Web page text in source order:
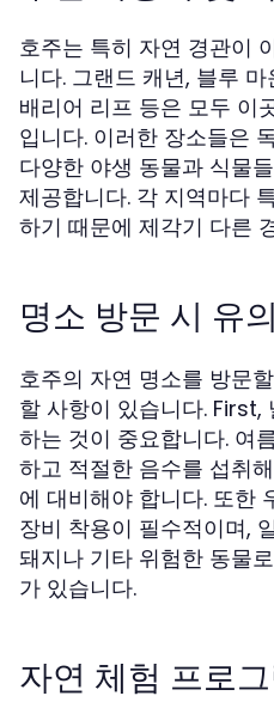
호주는 특히 자연 경관이
니다. 그랜드 캐년, 블루
배리어 리프 등은 모두 이
입니다. 이러한 장소들은
다양한 야생 동물과 식물
제공합니다. 각 지역마다
하기 때문에 제각기 다른
명소 방문 시 유
호주의 자연 명소를 방문
할 사항이 있습니다. First,
하는 것이 중요합니다. 여
하고 적절한 음수를 섭취
에 대비해야 합니다. 또한
장비 착용이 필수적이며,
돼지나 기타 위험한 동물
가 있습니다.
자연 체험 프로